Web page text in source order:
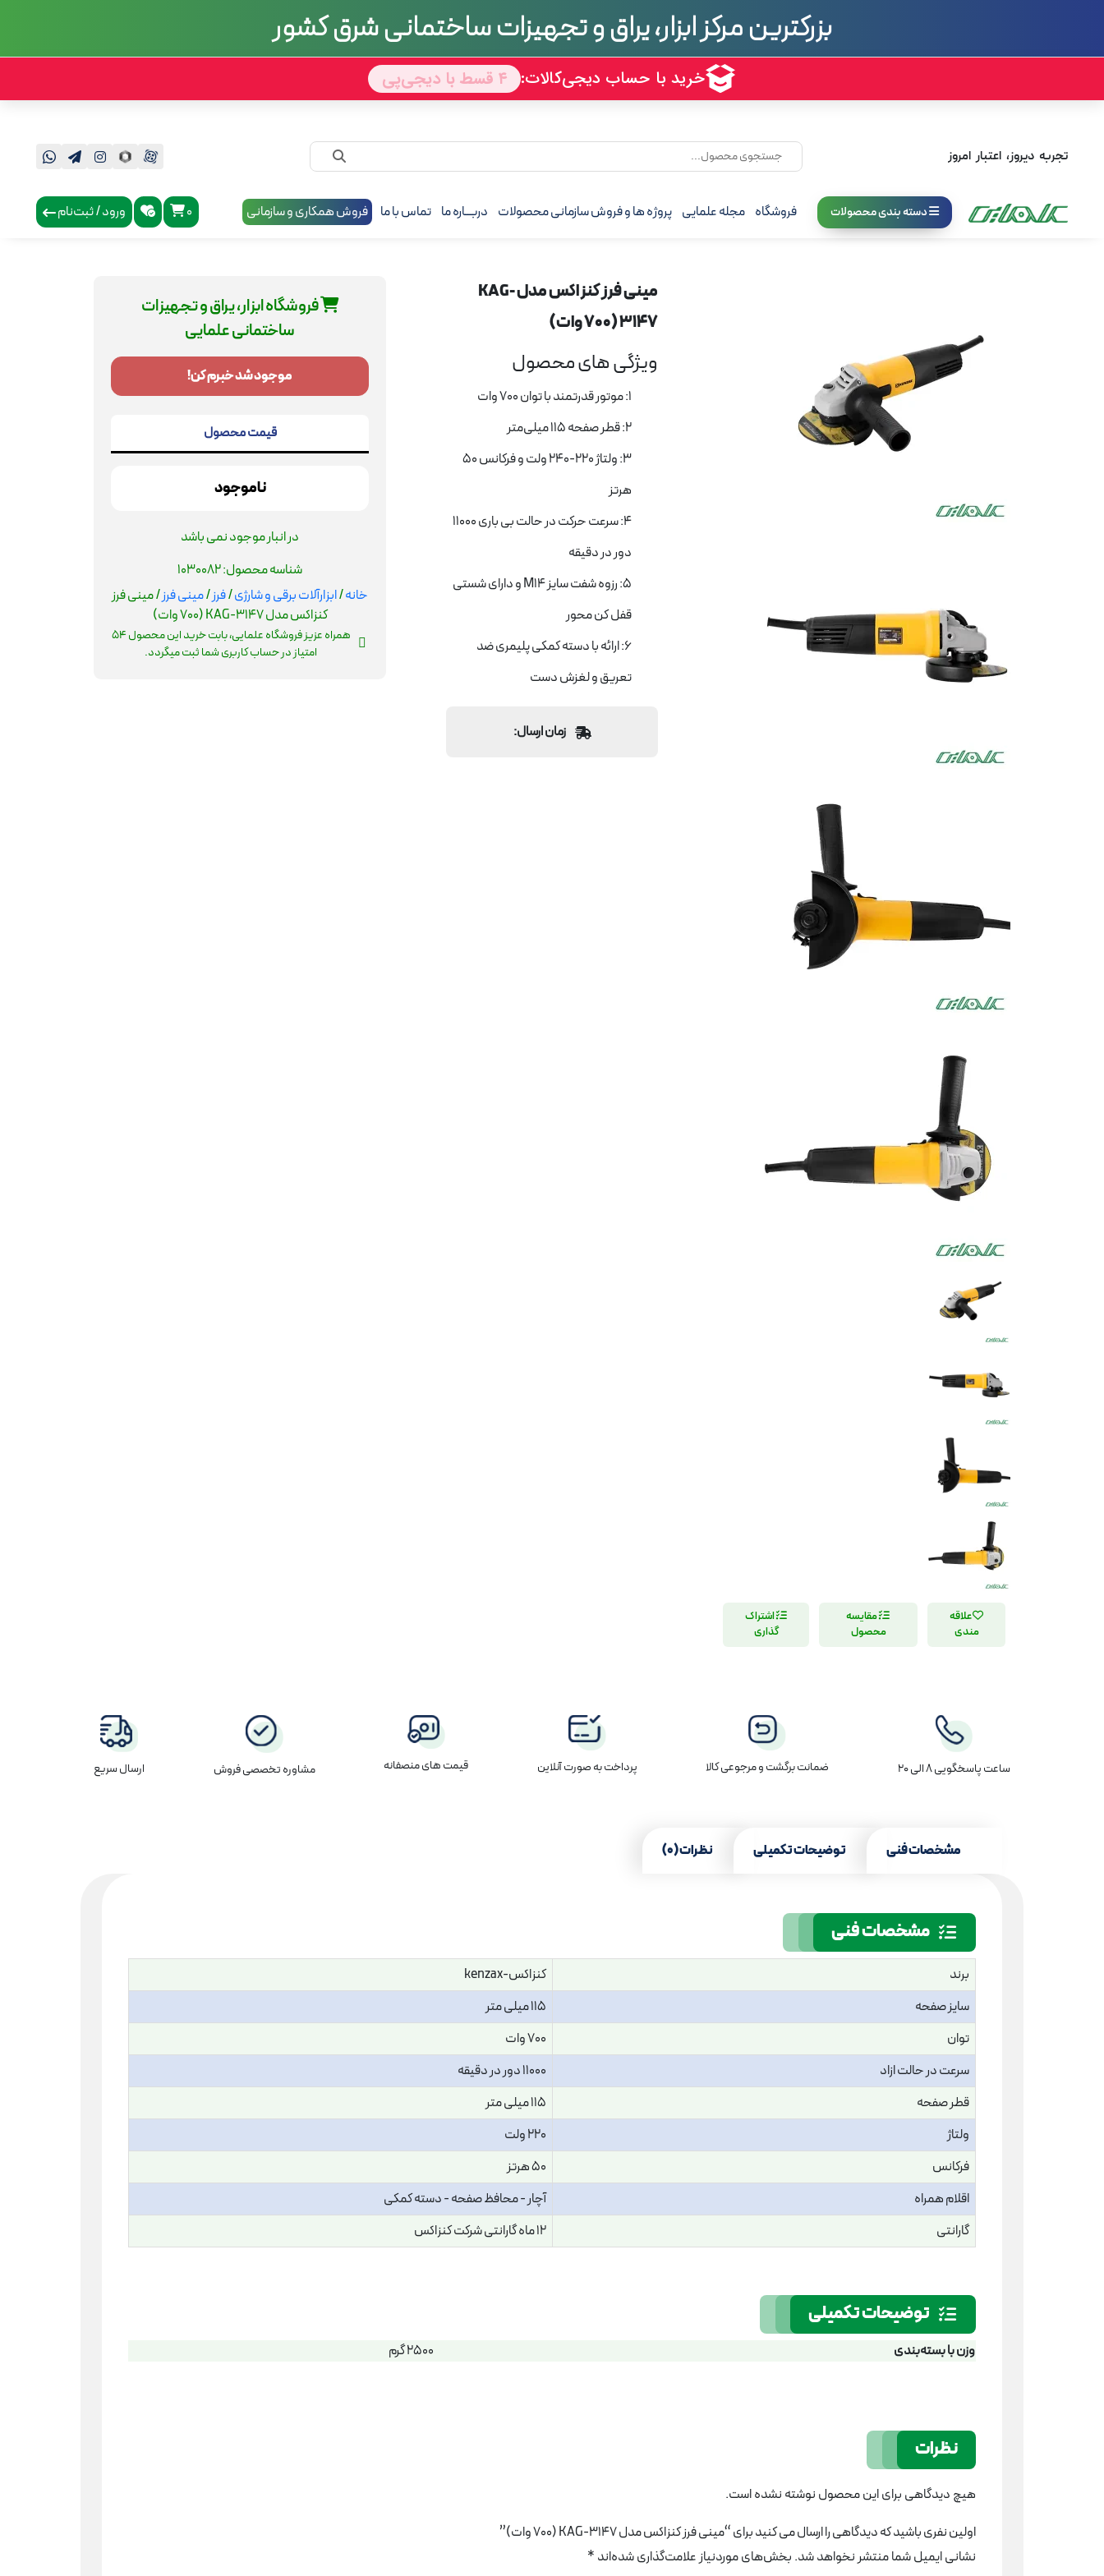
بزرگترین مرکز ابزار، یراق و تجهیزات ساختمانی شرق کشور
70 سال تجربه
تجربه دیروز، اعتبار امروز
دسته بندی محصولات فروشگاه مجله علمایی پروژه ها و فروش سازمانی محصولات دربـــاره ما تماس با ما فروش همکاری و سازمانی 0 ورود / ثبت‌نام
علاقه
مندی
مقایسه
محصول
اشتراک
گذاری
مینی فرز کنزاکس مدل KAG-
3147 (700 وات)
ویژگی های محصول
1: موتور قدرتمند با توان 700 وات
2: قطر صفحه 115 میلی‌متر
3: ولتاژ 220-240 ولت و فرکانس 50
هرتز
4: سرعت حرکت در حالت بی باری 11000
دور در دقیقه
5: رزوه شفت سایز M14 و دارای شستی
قفل کن محور
6: ارائه با دسته کمکی پلیمری ضد
تعریق و لغزش دست
زمان ارسال:
فروشگاه ابزار، یراق و تجهیزات
ساختمانی علمایی
موجود شد خبرم کن!
قیمت محصول
ناموجود
در انبار موجود نمی باشد
شناسه محصول:1030082
خانه/ابزارآلات برقی و شارژی/فرز/مینی فرز/ مینی فرز
کنزاکس مدل KAG-3147 (700 وات)
همراه عزیز فروشگاه علمایی، بابت خرید این محصول54
امتیاز در حساب کاربری شما ثبت میگردد.
ساعت پاسخگویی 8 الی 20 ضمانت برگشت و مرجوعی کالا پرداخت به صورت آنلاین قیمت های منصفانه مشاوره تخصصی فروش ارسال سریع
مشخصات فنی توضیحات تکمیلی نظرات (0)
مشخصات فنی
برند
کنزاکس-kenzax
سایز صفحه
115 میلی متر
توان
700 وات
سرعت در حالت ازاد
11000 دور در دقیقه
قطر صفحه
115 میلی متر
ولتاژ
220 ولت
فرکانس
50 هرتز
اقلام همراه
آچار - محافظ صفحه - دسته کمکی
گارانتی
12 ماه گارانتی شرکت کنزاکس
توضیحات تکمیلی
وزن با بسته‌بندی 2500 گرم
نظرات
هیچ دیدگاهی برای این محصول نوشته نشده است.
اولین نفری باشید که دیدگاهی را ارسال می کنید برای “مینی فرز کنزاکس مدل KAG-3147 (700 وات)”
نشانی ایمیل شما منتشر نخواهد شد. بخش‌های موردنیاز علامت‌گذاری شده‌اند *